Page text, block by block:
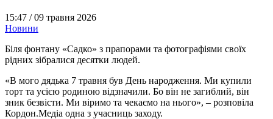
15:47 /09 травня 2026
Новини
Біля фонтану «Садко» з прапорами та фотографіями своїх
рідних зібралися десятки людей.
«В мого дядька 7 травня був День народження. Ми купили
торт та усією родиною відзначили. Бо він не загиблий, він
зник безвісти. Ми віримо та чекаємо на нього», – розповіла
Кордон.Медіа одна з учасниць заходу.